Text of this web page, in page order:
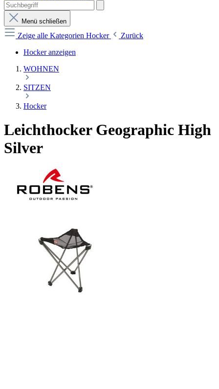
Menü schließen
Zeige alle Kategorien Hocker
Zurück
Hocker anzeigen
WOHNEN
SITZEN
Hocker
Leichthocker Geographic High
Silver